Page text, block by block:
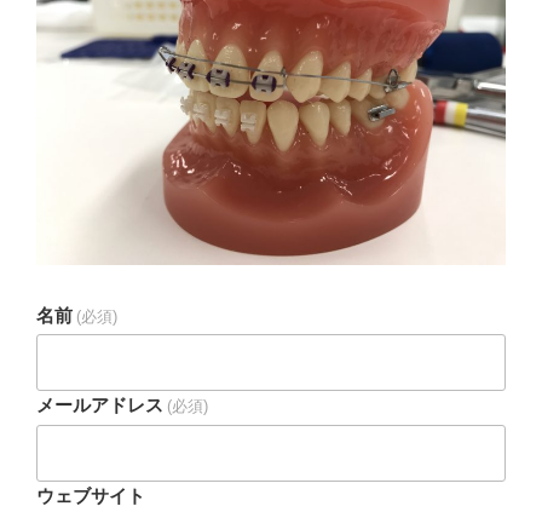
名前 (必須)
メールアドレス (必須)
ウェブサイト